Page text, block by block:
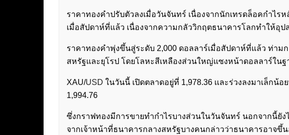
ราคาทองคำปรับตัวลงเมื่อวันจันทร์ เนื่องจากนักเทรดล็อคกำไ
เมื่อสัปดาห์ที่แล้ว เนื่องจากความกลัววิกฤตธนาคารโลกทำให้อุ
ราคาทองคำพุ่งขึ้นสู่ระดับ 2,000 ดอลลาร์เมื่อสัปดาห์ที่แล้ว ท่า
สหรัฐและยุโรป โดยโลหะสีเหลืองส่วนใหญ่แซงหน้าดอลลาร์ใน
XAU/USD ในวันนี้ เปิดตลาดอยู่ที่ 1,978.36 เเละร่วงลงมาเล็กน้
1,994.76
ซึ่งกราฟทองมีการขายทำกำไรบางส่วนในวันจันทร์ นอกจากนี้ยัง
จากเจ้าหน้าที่ธนาคารกลางสหรัฐบางคนกล่าวว่าธนาคารอาจขึ้